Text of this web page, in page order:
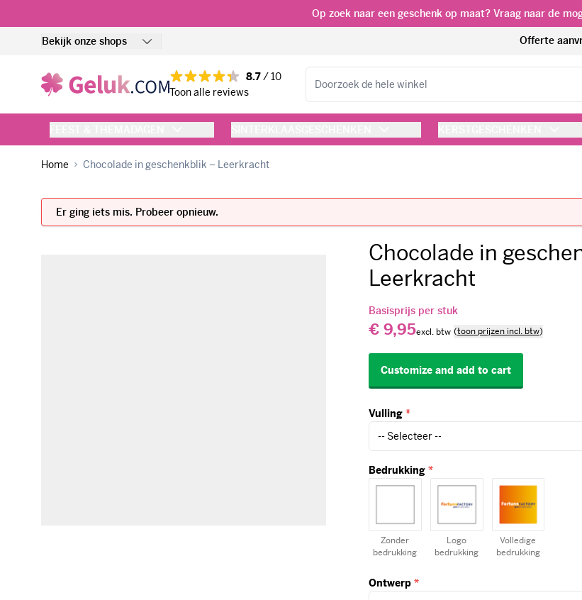
Op zoek naar een geschenk op maat? Vraag naar de
Bekijk onze shops Offerte
8.7/ 10
Toon alle reviews
Home Chocolade in geschenkblik – Leerkracht
Er ging iets mis. Probeer opnieuw.
Chocolade in
Leerkracht
Basisprijs per stuk
€ 9,95 (toon prijzen incl. btw)
Customize and add to cart
Vulling *
Bedrukking *
Zonder
bedrukking
Logo
bedrukking
Volledige
bedrukking
Ontwerp *